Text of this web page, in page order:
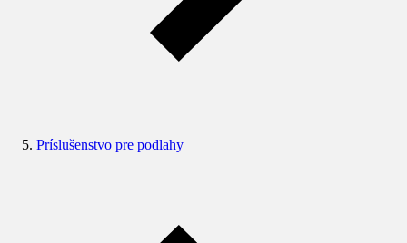
Príslušenstvo pre podlahy